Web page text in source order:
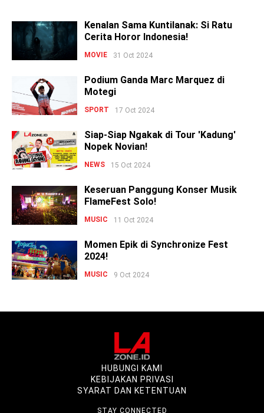
Kenalan Sama Kuntilanak: Si Ratu
Cerita Horor Indonesia!
MOVIE 31 Oct 2024
Podium Ganda Marc Marquez di
Motegi
SPORT 17 Oct 2024
Siap-Siap Ngakak di Tour 'Kadung'
Nopek Novian!
NEWS 15 Oct 2024
Keseruan Panggung Konser Musik
FlameFest Solo!
MUSIC 11 Oct 2024
Momen Epik di Synchronize Fest
2024!
MUSIC 9 Oct 2024
HUBUNGI KAMI
KEBIJAKAN PRIVASI
SYARAT DAN KETENTUAN
STAY CONNECTED